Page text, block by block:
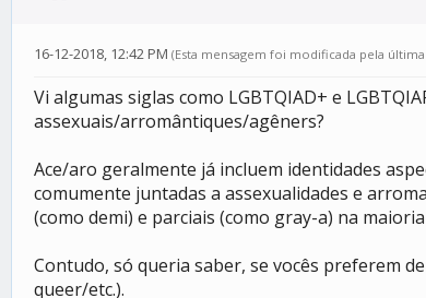
16-12-2018, 12:42 PM (Esta mensagem foi modificada pela
Vi algumas siglas como LGBTQIAD+ e
assexuais/arromântiques/agêners?
Ace/aro geralmente já incluem identidades
comumente juntadas a assexualidades e
(como demi) e parciais (como gray-a) na
Contudo, só queria saber, se vocês preferem
queer/etc.).